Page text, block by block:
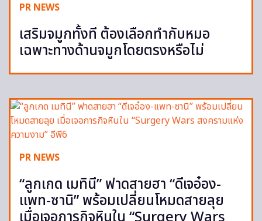
PR NEWS
เสริมจมูกทั้งที ต้องเลือกทำกับหมอ
เฉพาะทางด้านจมูกโดยตรงหรือไม่
PR NEWS
“ลูกเกด เมทินี” ฟาดสายฮา “ดีเจอ๋อง-
แพท-ซานิ” พร้อมเปลี่ยนโหมดสายลุย